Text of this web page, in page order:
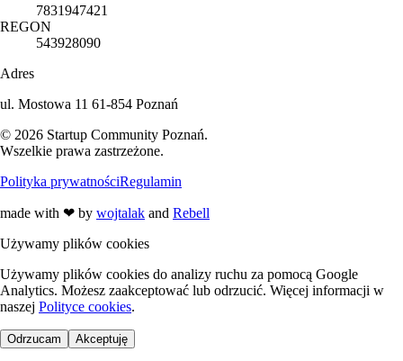
7831947421
REGON
543928090
Adres
ul. Mostowa 11 61-854 Poznań
© 2026 Startup Community Poznań.
Wszelkie prawa zastrzeżone.
Polityka prywatnościRegulamin
made with ❤ by wojtalak and Rebell
Używamy plików cookies
Używamy plików cookies do analizy ruchu za pomocą Google
Analytics. Możesz zaakceptować lub odrzucić. Więcej informacji w
naszej Polityce cookies.
Odrzucam Akceptuję